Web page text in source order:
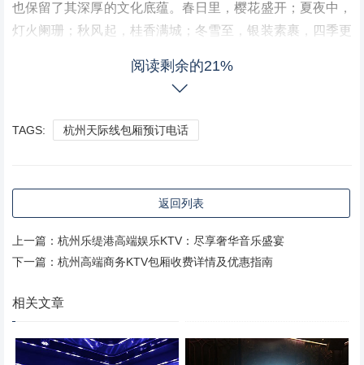
也保留了其深厚的文化底蕴。春日里，樱花盛开；夏夜中，
灯火阑珊；秋风起，桂香满城；冬雪至，银装素裹，四季更
市娱乐新宠】** **_豪华体验，尽在这里_** 踏入杭州玺阁K
大厅。**_包厢设计_**融合了中式古典与现代简约之美，无
论是家庭欢唱、朋友聚会还是商务宴请，都能找到适合的空
每一位歌者都能感受到身临其境的演唱体验。**_酒水小吃_
**种类繁多，品质上乘，满足您的味蕾需求。 **_特色服
务，尊享无限_** 除了基本的娱乐设施外，杭州玺阁KTV还
提供了**私人订制服务**，包括主题包厢布置、专业摄影留
**更是为常客提供了诸多优惠与特权，如积分兑换、生日惊
喜等，让您的每一次消费都物超所值。 **【案例分析：一场
难忘的生日派对】** 张先生曾在杭州玺阁KTV为好友举办了
阅读剩余的21%
TAGS: 杭州天际线包厢预订电话
返回列表
上一篇： 杭州乐缇港高端娱乐KTV：尽享奢华音乐盛宴
下一篇： 杭州高端商务KTV包厢收费详情及优惠指南
相关文章